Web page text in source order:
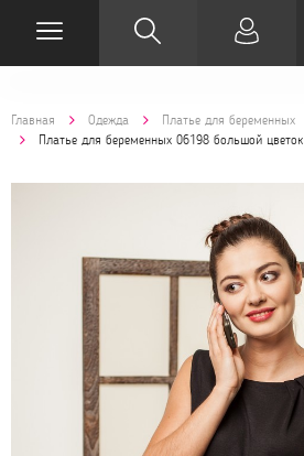
Главная Одежда
Платье для беременных
Платье для беременных 06198 большой цветок